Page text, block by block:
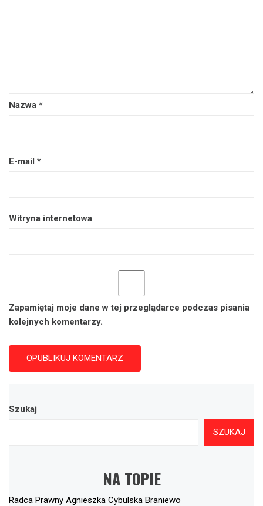
Nazwa *
E-mail *
Witryna internetowa
Zapamiętaj moje dane w tej przeglądarce podczas pisania
kolejnych komentarzy.
Szukaj
SZUKAJ
NA TOPIE
Radca Prawny Agnieszka Cybulska Braniewo